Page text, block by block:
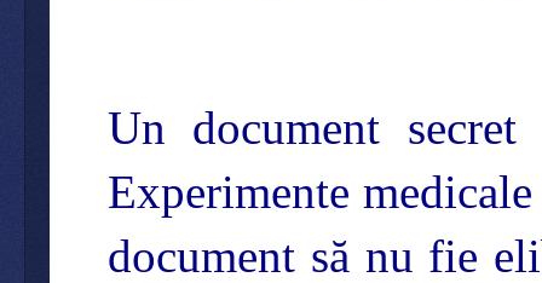
Un document
Experimente
document să nu fie